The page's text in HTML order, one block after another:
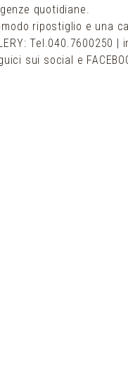
quotidiane.
ripostiglio e una
Tel.040.7600250 |